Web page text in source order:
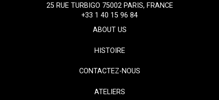
25 RUE TURBIGO 75002 PARIS, FRANCE
+33 1 40 15 96 84
ABOUT US
HISTOIRE
CONTACTEZ-NOUS
ATELIERS